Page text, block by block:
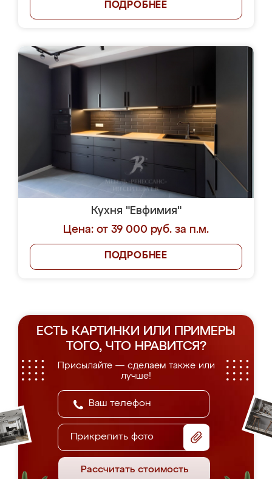
ПОДРОБНЕЕ
Кухня "Евфимия"
Цена: от 39 000 руб. за п.м.
ПОДРОБНЕЕ
ЕСТЬ КАРТИНКИ ИЛИ ПРИМЕРЫ
ТОГО, ЧТО НРАВИТСЯ?
Присылайте — сделаем также или
лучше!
Прикрепить фото
Рассчитать стоимость